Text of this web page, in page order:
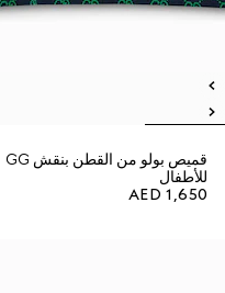
قميص بولو من القطن بنقش GG
للأطفال
AED 1,650